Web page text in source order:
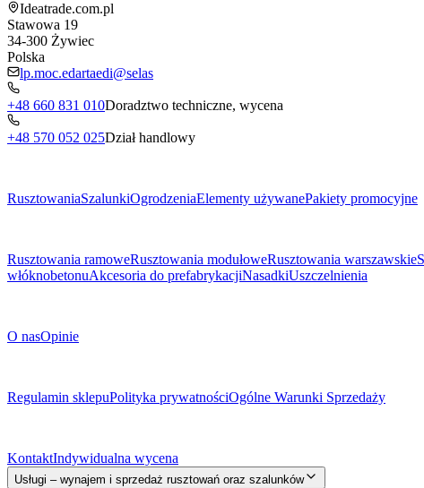
Ideatrade.com.pl
Stawowa 19
34-300 Żywiec
Polska
lp.moc.edartaedi@selas
+48 660 831 010Doradztwo techniczne, wycena
+48 570 052 025Dział handlowy
RusztowaniaSzalunkiOgrodzeniaElementy używanePakiety promocyjne
Rusztowania ramoweRusztowania modułoweRusztowania warszawskie
włóknobetonuAkcesoria do prefabrykacjiNasadkiUszczelnienia
O nasOpinie
Regulamin sklepuPolityka prywatnościOgólne Warunki Sprzedaży
KontaktIndywidualna wycena
Usługi – wynajem i sprzedaż rusztowań oraz szalunków